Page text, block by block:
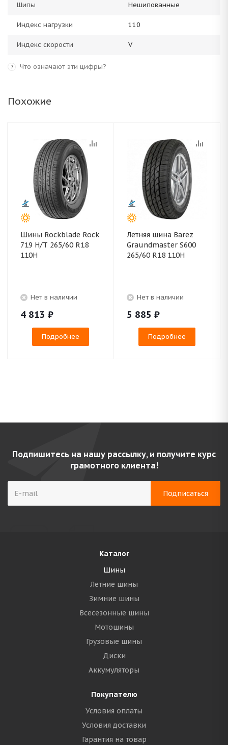
Шипы Нешипованные
Индекс нагрузки 110
Индекс скорости V
? Что означают эти цифры?
Похожие
Шины Rockblade Rock
719 H/T 265/60 R18
110H
Нет в наличии
4 813 ₽
Подробнее
Летняя шина Barez
Graundmaster S600
265/60 R18 110H
Нет в наличии
5 885 ₽
Подробнее
Подпишитесь на нашу рассылку, и получите курс
грамотного клиента!
Каталог
Шины
Летние шины
Зимние шины
Всесезонные шины
Мотошины
Грузовые шины
Диски
Аккумуляторы
Покупателю
Условия оплаты
Условия доставки
Гарантия на товар